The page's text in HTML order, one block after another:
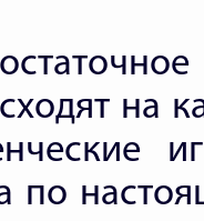
на
по